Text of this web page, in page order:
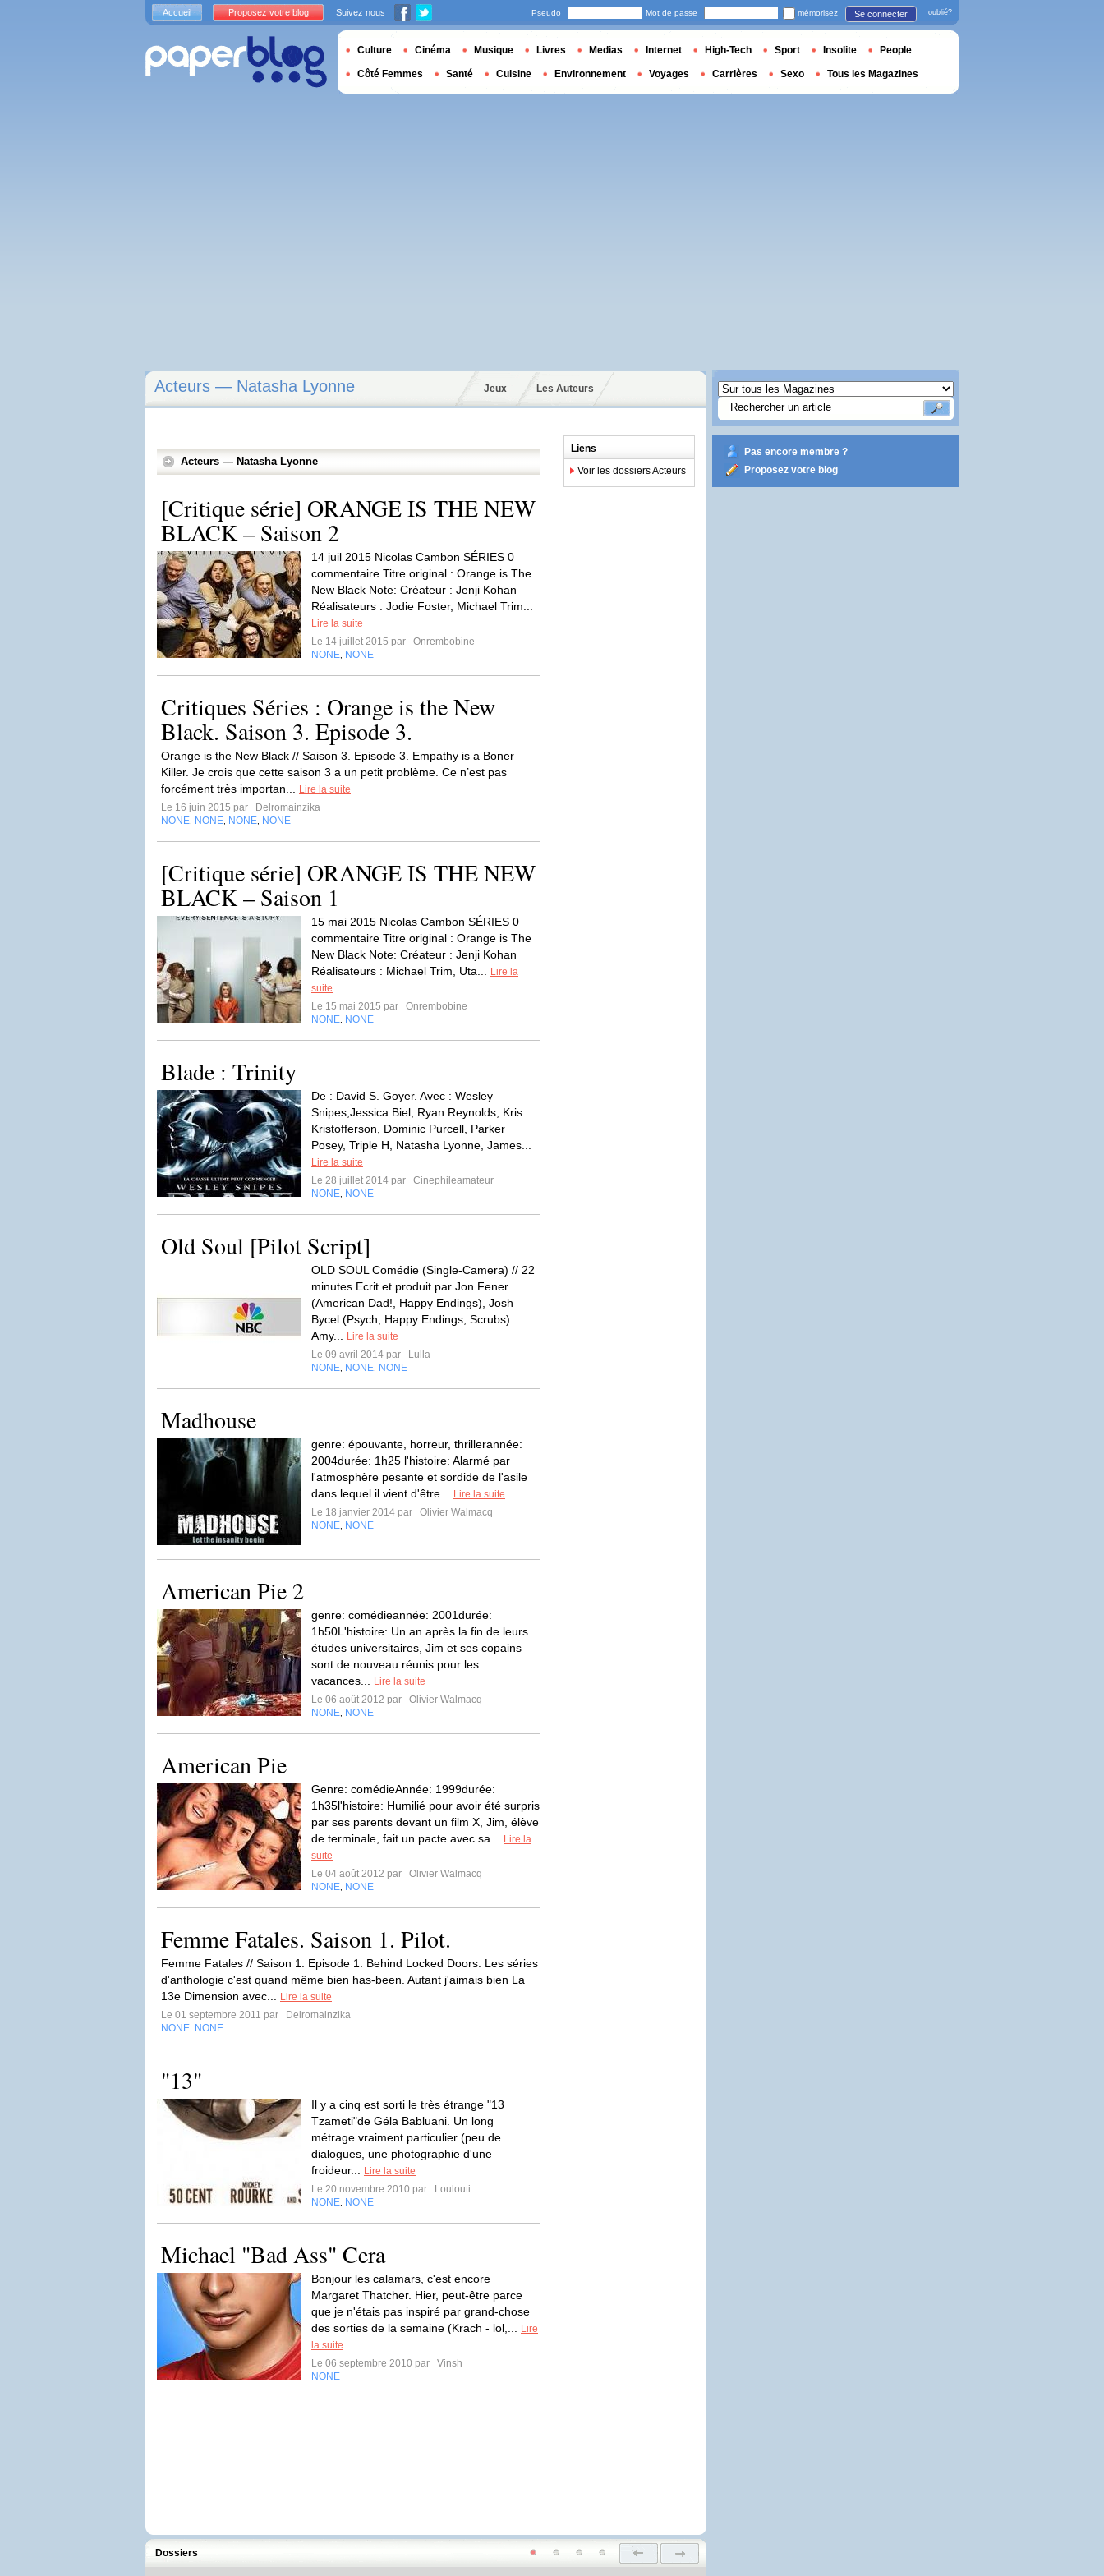
Acteurs — Natasha Lyonne Jeux Les Auteurs
Acteurs — Natasha Lyonne
[Critique série] ORANGE IS THE NEW
BLACK – Saison 2
14 juil 2015 Nicolas Cambon SÉRIES 0
commentaire Titre original : Orange is The
New Black Note: Créateur : Jenji Kohan
Réalisateurs : Jodie Foster, Michael Trim...
Lire la suite
Le 14 juillet 2015 par
Onrembobine
NONE NONE
Critiques Séries : Orange is the New
Black. Saison 3. Episode 3.
Orange is the New Black // Saison 3. Episode 3. Empathy is a Boner
Killer. Je crois que cette saison 3 a un petit problème. Ce n’est pas
forcément très importan...
Lire la suite
Le 16 juin 2015 par
Delromainzika
NONE NONE NONE NONE
[Critique série] ORANGE IS THE NEW
BLACK – Saison 1
15 mai 2015 Nicolas Cambon SÉRIES 0
commentaire Titre original : Orange is The
New Black Note: Créateur : Jenji Kohan
Réalisateurs : Michael Trim, Uta...
Lire la
suite
Le 15 mai 2015 par
Onrembobine
NONE NONE
Blade : Trinity
De : David S. Goyer. Avec : Wesley
Snipes,Jessica Biel, Ryan Reynolds, Kris
Kristofferson, Dominic Purcell, Parker
Posey, Triple H, Natasha Lyonne, James...
Lire la suite
Le 28 juillet 2014 par
Cinephileamateur
NONE NONE
Old Soul [Pilot Script]
OLD SOUL Comédie (Single-Camera) // 22
minutes Ecrit et produit par Jon Fener
(American Dad!, Happy Endings), Josh
Bycel (Psych, Happy Endings, Scrubs)
Amy...
Lire la suite
Le 09 avril 2014 par
Lulla
NONE NONE NONE
Madhouse
genre: épouvante, horreur, thrillerannée:
2004durée: 1h25 l'histoire: Alarmé par
l'atmosphère pesante et sordide de l'asile
dans lequel il vient d'être...
Lire la suite
Le 18 janvier 2014 par
Olivier Walmacq
NONE NONE
American Pie 2
genre: comédieannée: 2001durée:
1h50L'histoire: Un an après la fin de leurs
études universitaires, Jim et ses copains
sont de nouveau réunis pour les
vacances...
Lire la suite
Le 06 août 2012 par
Olivier Walmacq
NONE NONE
American Pie
Genre: comédieAnnée: 1999durée:
1h35l'histoire: Humilié pour avoir été surpris
par ses parents devant un film X, Jim, élève
de terminale, fait un pacte avec sa...
Lire la
suite
Le 04 août 2012 par
Olivier Walmacq
NONE NONE
Femme Fatales. Saison 1. Pilot.
Femme Fatales // Saison 1. Episode 1. Behind Locked Doors. Les séries
d'anthologie c'est quand même bien has-been. Autant j'aimais bien La
13e Dimension avec...
Lire la suite
Le 01 septembre 2011 par
Delromainzika
NONE NONE
"13"
Il y a cinq est sorti le très étrange "13
Tzameti"de Géla Babluani. Un long
métrage vraiment particulier (peu de
dialogues, une photographie d'une
froideur...
Lire la suite
Le 20 novembre 2010 par
Loulouti
NONE NONE
Michael "Bad Ass" Cera
Bonjour les calamars, c'est encore
Margaret Thatcher. Hier, peut-être parce
que je n'étais pas inspiré par grand-chose
des sorties de la semaine (Krach - lol,...
Lire
la suite
Le 06 septembre 2010 par
Vinsh
NONE
Liens
Voir les dossiers Acteurs
Dossiers
Pas encore membre ?
Proposez votre blog
Accueil Proposez votre blog Suivez nous Pseudo Mot de passe mémorisez Se connecter oublié?
Culture Cinéma Musique Livres Medias Internet High-Tech Sport Insolite People
Côté Femmes Santé Cuisine Environnement Voyages Carrières Sexo Tous les Magazines